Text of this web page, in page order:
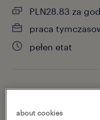
PLN28.83 za
praca
pełen etat
специальность
about cookies